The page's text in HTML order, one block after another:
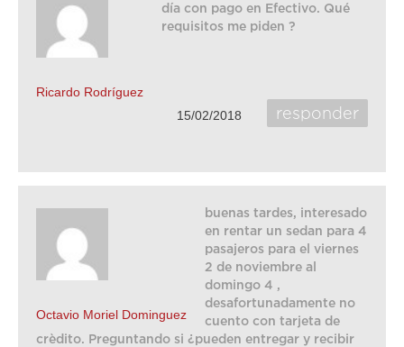
Ricardo Rodríguez
día con pago en Efectivo. Qué
requisitos me piden ?
responder
15/02/2018
Octavio Moriel Dominguez
buenas tardes, interesado
en rentar un sedan para 4
pasajeros para el viernes
2 de noviembre al
domingo 4 ,
desafortunadamente no
cuento con tarjeta de
crèdito. Preguntando si ¿pueden entregar y recibir